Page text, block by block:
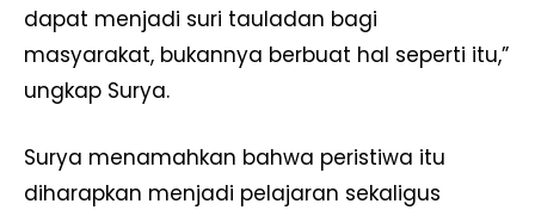
dapat menjadi suri tauladan bagi
masyarakat, bukannya berbuat hal seperti itu,”
ungkap Surya.
Surya menamahkan bahwa peristiwa itu
diharapkan menjadi pelajaran sekaligus